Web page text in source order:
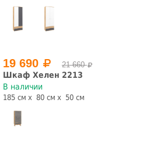
19 690 21 660
Шкаф Хелен 2213
В наличии
185 см 80 см 50 см